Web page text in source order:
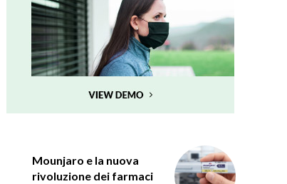
Mounjaro e la nuova
rivoluzione dei farmaci